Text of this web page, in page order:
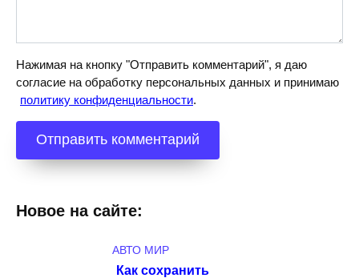
Нажимая на кнопку "Отправить комментарий", я даю
согласие на обработку персональных данных и принимаю
политику конфиденциальности.
Новое на сайте:
АВТО МИР
Как сохранить